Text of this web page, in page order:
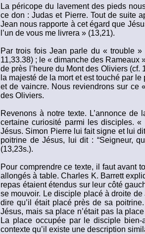
La péricope du lavement des pieds
ce don : Judas et Pierre. Tout de suite
Jean nous rapporte à cet égard que
l’un de vous me livrera » (13,21).
Par trois fois Jean parle du « trouble
11,33.38) ; le « dimanche des
de près l’heure du Mont des Oliviers
la majesté de la mort et est touché par
et de vaincre. Nous reviendrons sur ce
des Oliviers.
Revenons à notre texte. L’annonce
certaine curiosité parmi les disciples.
Jésus. Simon Pierre lui fait signe et lui
poitrine de Jésus, lui dit : “Seigneur,
(13,23s.).
Pour comprendre ce texte, il faut avant
allongés à table. Charles K. Barrett
repas étaient étendus sur leur côté
se mouvoir. Le disciple placé à droite
dire qu’il était placé près de sa
Jésus, mais sa place n’était pas la
La place occupée par le disciple
contexte qu’il existe une description